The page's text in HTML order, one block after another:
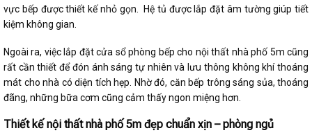
vực bếp được thiết kế nhỏ gọn. Hệ tủ được lắp đặt âm tường giúp tiết
kiệm không gian.
Ngoài ra, việc lắp đặt cửa sổ phòng bếp cho nội thất nhà phố 5m cũng
rất cần thiết để đón ánh sáng tự nhiên và lưu thông không khí thoáng
mát cho nhà có diện tích hẹp. Nhờ đó, căn bếp trông sáng sủa, thoáng
đãng, những bữa cơm cũng cảm thấy ngon miệng hơn.
Thiết kế nội thất nhà phố 5m đẹp chuẩn xịn – phòng ngủ